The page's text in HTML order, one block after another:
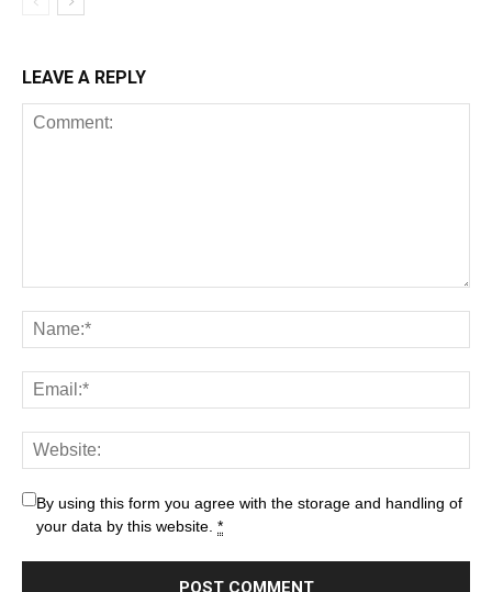
LEAVE A REPLY
By using this form you agree with the storage and handling of
your data by this website. *